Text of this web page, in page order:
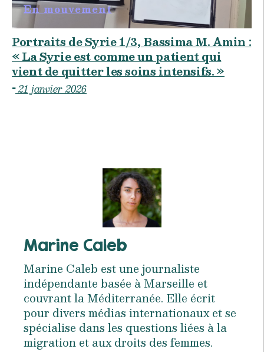
En mouvement
Portraits de Syrie 1/3, Bassima M. Amin :
« La Syrie est comme un patient qui
vient de quitter les soins intensifs. »
21 janvier 2026
Marine Caleb
Marine Caleb est une journaliste
indépendante basée à Marseille et
couvrant la Méditerranée. Elle écrit
pour divers médias internationaux et se
spécialise dans les questions liées à la
migration et aux droits des femmes.